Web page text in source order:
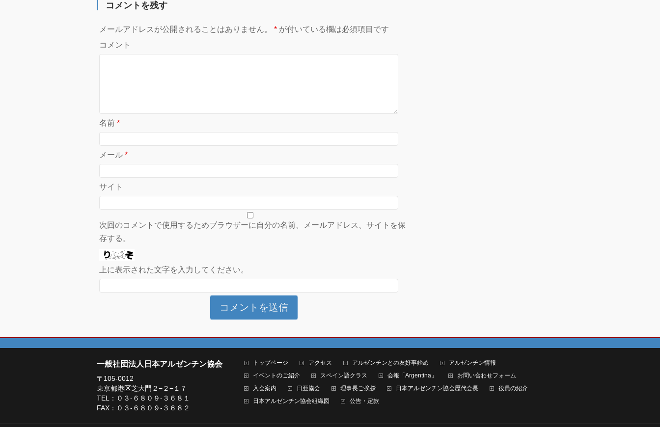
コメントを残す
メールアドレスが公開されることはありません。 * が付いている欄は必須項目です
コメント
名前 *
メール *
サイト
次回のコメントで使用するためブラウザーに自分の名前、メールアドレス、サイトを保
存する。
上に表示された文字を入力してください。
一般社団法人日本アルゼンチン協会
〒105-0012
東京都港区芝大門２−２−１７
TEL：０３-６８０９-３６８１
FAX：０３-６８０９-３６８２
トップページ アクセス アルゼンチンとの友好事始め
アルゼンチン情報
イベントのご紹介
スペイン語クラス 会報「Argentina」
お問い合わせフォーム
入会案内
日亜協会 理事長ご挨拶 日本アルゼンチン協会歴代会長
役員の紹介
日本アルゼンチン協会組織図
公告・定款